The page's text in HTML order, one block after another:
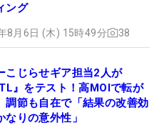
ング
8月6日 (木) 15時49分 38
こじらせギア担当2人が
』をテスト！高MOIで転が
調節も自在で「結果の改善効
なりの意外性」